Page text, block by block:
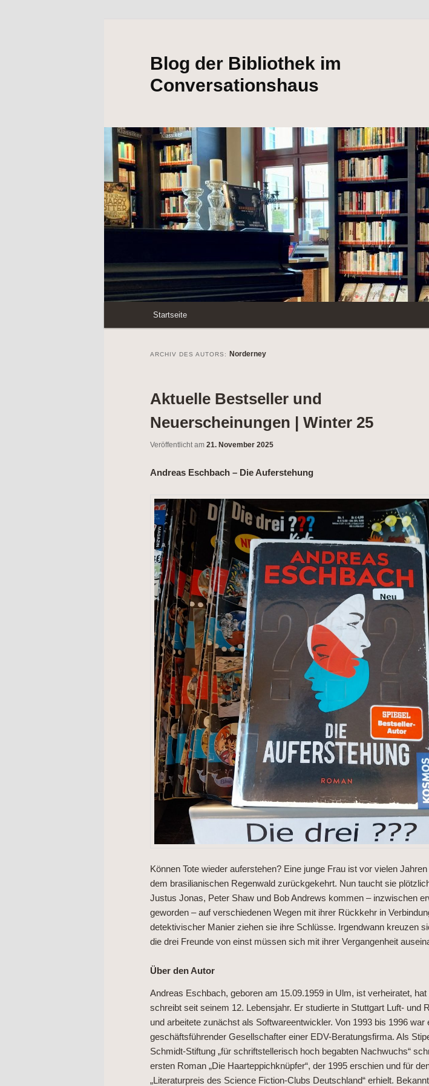
Blog der Bibliothek im
Conversationshaus
Zum
Zum
wechseln
Startseite
ARCHIV DES AUTORS: Norderney
Aktuelle Bestseller und
Neuerscheinungen | Winter 25
Veröffentlicht am 21. November 2025
Andreas Eschbach – Die Auferstehung
Können Tote wieder auferstehen? Eine junge Frau ist vor vielen
dem brasilianischen Regenwald zurückgekehrt. Nun taucht sie
Justus Jonas, Peter Shaw und Bob Andrews kommen – inzwischen
geworden – auf verschiedenen Wegen mit ihrer Rückkehr in
detektivischer Manier ziehen sie ihre Schlüsse. Irgendwann kreuzen
die drei Freunde von einst müssen sich mit ihrer Vergangenheit
Über den Autor
Andreas Eschbach, geboren am 15.09.1959 in Ulm, ist verheiratet, hat
schreibt seit seinem 12. Lebensjahr. Er studierte in Stuttgart Luft- und
und arbeitete zunächst als Softwareentwickler. Von 1993 bis 1996 war
geschäftsführender Gesellschafter einer EDV-Beratungsfirma. Als
Schmidt-Stiftung „für schriftstellerisch hoch begabten Nachwuchs“
ersten Roman „Die Haarteppichknüpfer“, der 1995 erschien und für
„Literaturpreis des Science Fiction-Clubs Deutschland“ erhielt.